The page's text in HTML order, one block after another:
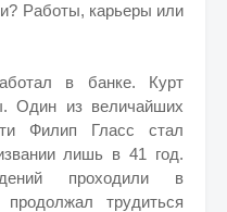
Работы, карьеры или
в банке. Курт
Один из величайших
Филип Гласс стал
лишь в 41 год.
проходили в
трудиться